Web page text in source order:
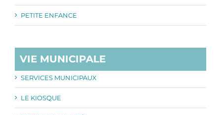
PETITE ENFANCE
VIE MUNICIPALE
SERVICES MUNICIPAUX
LE KIOSQUE